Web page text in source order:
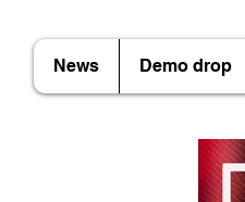
News Demo drop